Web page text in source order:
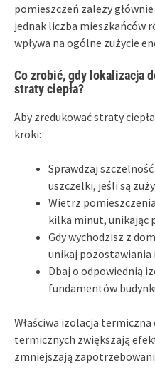
pomieszczeń zależy
jednak liczba mieszkańców
wpływa na ogólne zużycie
Co zrobić, gdy lokalizacja
straty ciepła?
Aby zredukować straty
kroki:
Sprawdzaj
uszczelki, jeśli są
Wietrz
kilka minut, unikając
Gdy wychodzisz z
unikaj pozostawiania
Dbaj o odpowiednią
fundamentów
Właściwa izolacja
termicznych zwiększają
zmniejszają